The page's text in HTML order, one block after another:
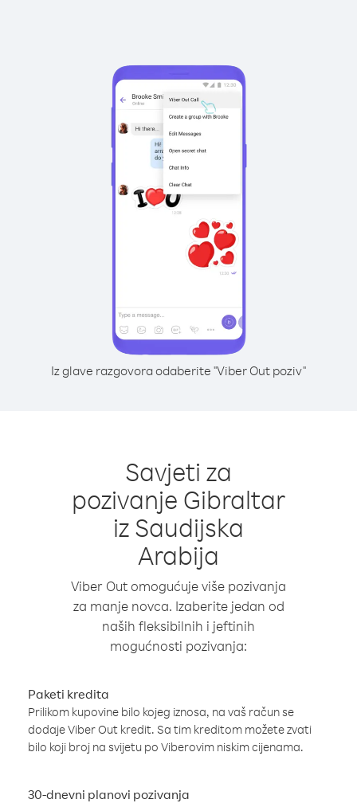
Iz glave razgovora odaberite "Viber Out poziv"
Savjeti za
pozivanje Gibraltar
iz Saudijska
Arabija
Viber Out omogućuje više pozivanja
za manje novca. Izaberite jedan od
naših fleksibilnih i jeftinih
mogućnosti pozivanja:
Paketi kredita
Prilikom kupovine bilo kojeg iznosa, na vaš račun se
dodaje Viber Out kredit. Sa tim kreditom možete zvati
bilo koji broj na svijetu po Viberovim niskim cijenama.
30-dnevni planovi pozivanja